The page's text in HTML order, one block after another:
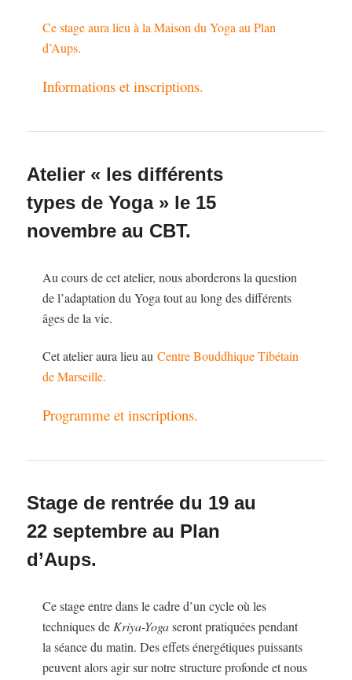
Ce stage aura lieu à la Maison du Yoga au Plan
d’Aups.
Informations et inscriptions.
Atelier « les différents
types de Yoga » le 15
novembre au CBT.
Au cours de cet atelier, nous aborderons la question
de l’adaptation du Yoga tout au long des différents
âges de la vie.
Cet atelier aura lieu au Centre Bouddhique Tibétain
de Marseille.
Programme et inscriptions.
Stage de rentrée du 19 au
22 septembre au Plan
d’Aups.
Ce stage entre dans le cadre d’un cycle où les
techniques deKriya-Yogaseront pratiquées pendant
la séance du matin. Des effets énergétiques puissants
peuvent alors agir sur notre structure profonde et nous